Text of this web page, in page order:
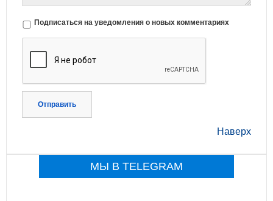
Подписаться на уведомления о новых комментариях
Отправить
Наверх
МЫ В TELEGRAM